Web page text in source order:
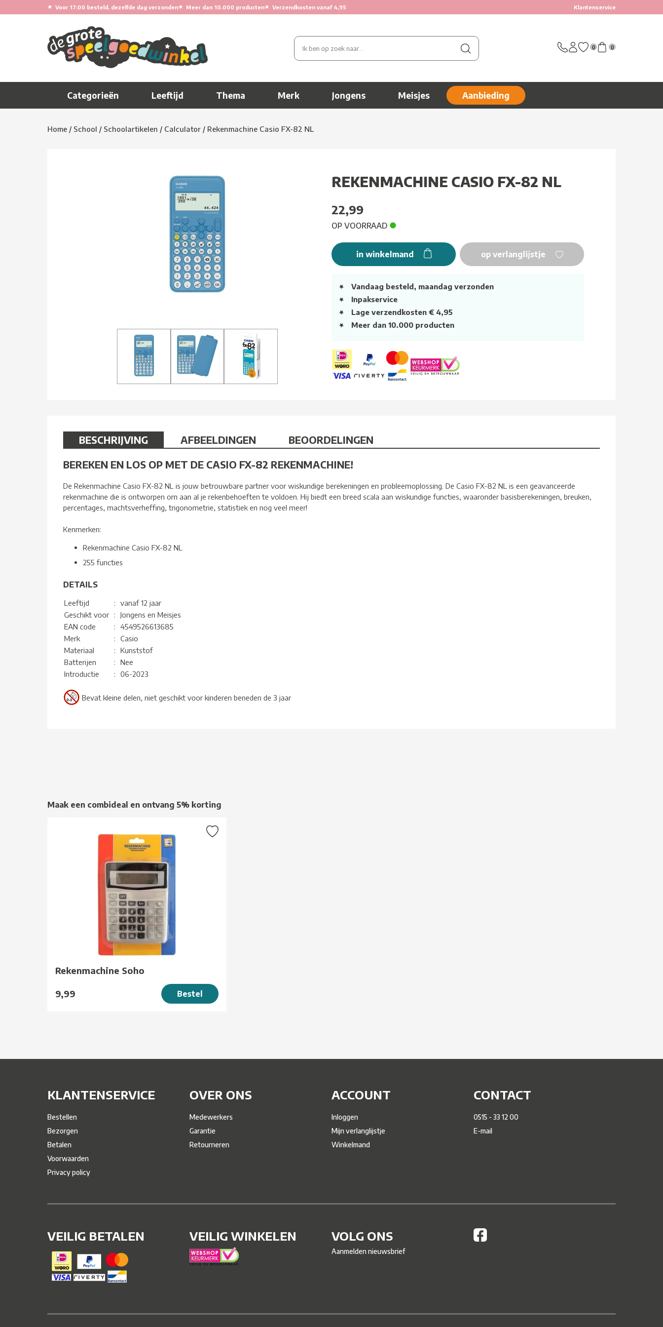
★ Voor 17:00 besteld, dezelfde dag verzonden★ Meer dan 10.000 producten★ Verzendkosten vanaf 4,95 Klantenservice
0 0
Categorieën Leeftijd Thema Merk Jongens Meisjes Aanbieding
Home / School / Schoolartikelen / Calculator / Rekenmachine Casio FX-82 NL
REKENMACHINE CASIO FX-82 NL
22,99
OP VOORRAAD
in winkelmand op verlanglijstje
Vandaag besteld, maandag verzonden
Inpakservice
Lage verzendkosten € 4,95
Meer dan 10.000 producten
BESCHRIJVING AFBEELDINGEN
BEOORDELINGEN
BEREKEN EN LOS OP MET DE CASIO FX-82 REKENMACHINE!
De Rekenmachine Casio FX-82 NL is jouw betrouwbare partner voor wiskundige berekeningen en probleemoplossing. De Casio FX-82 NL is een geavanceerde
rekenmachine die is ontworpen om aan al je rekenbehoeften te voldoen. Hij biedt een breed scala aan wiskundige functies, waaronder basisberekeningen, breuken,
percentages, machtsverheffing, trigonometrie, statistiek en nog veel meer!
Kenmerken:
Rekenmachine Casio FX-82 NL
255 functies
DETAILS
Leeftijd :
vanaf 12 jaar
Geschikt voor
:
Jongens en Meisjes
EAN code
:
4549526613685
Merk
:
Casio
Materiaal
:
Kunststof
Batterijen
:
Nee
Introductie
: 06-2023
Bevat kleine delen, niet geschikt voor kinderen beneden de 3 jaar
Maak een combideal en ontvang 5% korting
Rekenmachine Soho
9,99 Bestel
KLANTENSERVICE
Bestellen
Bezorgen
Betalen
Voorwaarden
Privacy policy
OVER ONS
Medewerkers
Garantie
Retourneren
ACCOUNT
Inloggen
Mijn verlanglijstje
Winkelmand
CONTACT
0515 - 33 12 00
E-mail
VEILIG BETALEN VEILIG WINKELEN VOLG ONS
Aanmelden nieuwsbrief